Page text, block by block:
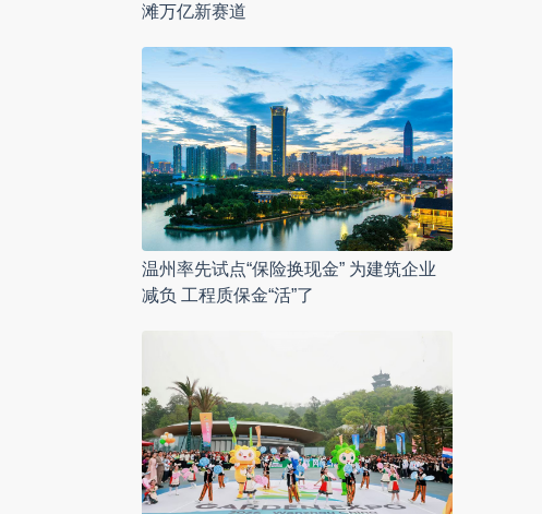
滩万亿新赛道
温州率先试点“保险换现金” 为建筑企业
减负 工程质保金“活”了